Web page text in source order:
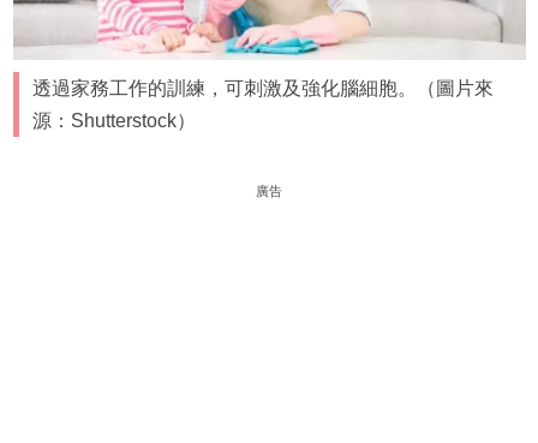
透過家務工作的訓練，可刺激及強化腦細胞。（圖片來
源：Shutterstock）
廣告